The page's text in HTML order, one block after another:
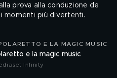
prova alla conduzione de
i momenti più divertenti.
E LA MAGIC MUSIC
e la magic music
Infinity